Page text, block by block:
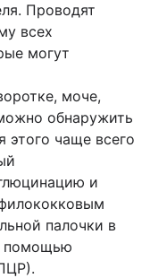
Проводят
всех
могут
моче,
обнаружить
этого чаще всего
и
палочки в
помощью